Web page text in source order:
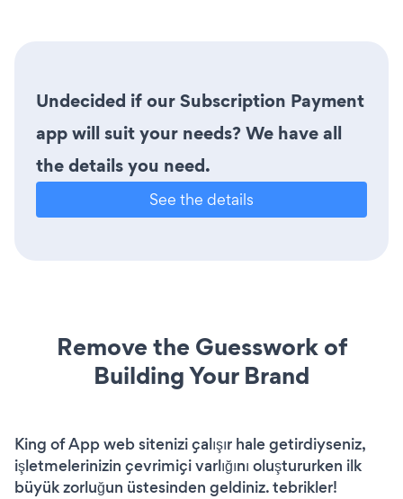
Undecided if our Subscription Payment
app will suit your needs? We have all
the details you need.
See the details
Remove the Guesswork of
Building Your Brand
King of App web sitenizi çalışır hale getirdiyseniz,
işletmelerinizin çevrimiçi varlığını oluştururken ilk
büyük zorluğun üstesinden geldiniz. tebrikler!